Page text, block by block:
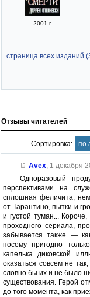
2001 г.
страница всех изданий
Отзывы читателей
Сортировка: по
Avex, 1 декабря
Одноразовый
перспективами на
сплошная феличита,
от Тарантино, пытки и
и густой туман...
проходного сериала,
забывается также —
посему пригодно
капелька диковской
оказаться совсем не
словно бы их и не было
существования. Герой
до того момента, как